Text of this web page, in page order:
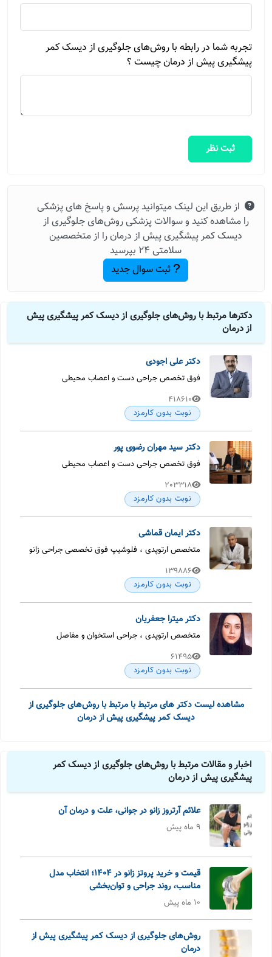
تجربه شما در رابطه با روش‌های جلوگیری از دیسک کمر
پیشگیری پیش از درمان چیست ؟
ثبت نظر
از طریق این لینک میتوانید پرسش و پاسخ های پزشکی
را مشاهده کنید و سوالات پزشکی روش‌های جلوگیری از
دیسک کمر پیشگیری پیش از درمان را از متخصصین
سلامتی 24 بپرسید
ثبت سوال جدید
دکترها مرتبط با روش‌های جلوگیری از دیسک کمر پیشگیری پیش
از درمان
دکتر علی اجودی
فوق تخصص جراحی دست و اعصاب محیطی
418610
نوبت بدون کارمزد
دکتر سید مهران رضوی پور
فوق تخصص جراحی دست و اعصاب محیطی
203318
نوبت بدون کارمزد
دکتر ایمان قماشی
متخصص ارتوپدی ، فلوشیپ فوق تخصصی جراحی زانو
139886
نوبت بدون کارمزد
دکتر میترا جعفریان
متخصص ارتوپدی ، جراحی استخوان و مفاصل
61495
نوبت بدون کارمزد
مشاهده لیست دکتر های مرتبط با مرتبط با روش‌های جلوگیری از
دیسک کمر پیشگیری پیش از درمان
اخبار و مقالات مرتبط با روش‌های جلوگیری از دیسک کمر
پیشگیری پیش از درمان
علائم آرتروز زانو در جوانی، علت و درمان آن
9 ماه پیش
قیمت و خرید پروتز زانو در ۱۴۰۴؛ انتخاب مدل
مناسب، روند جراحی و توان‌بخشی
10 ماه پیش
روش‌های جلوگیری از دیسک کمر پیشگیری پیش از
درمان